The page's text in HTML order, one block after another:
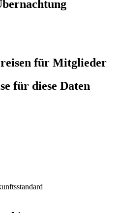
für Mitglieder
für diese Daten